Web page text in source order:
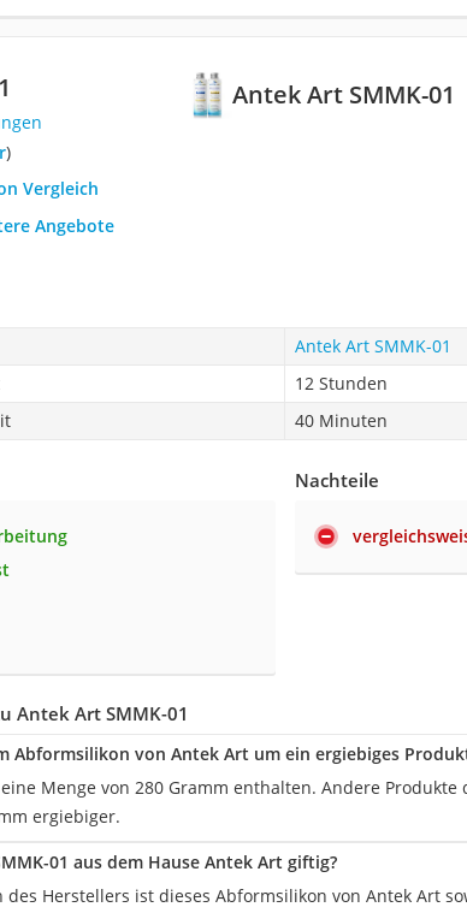
Antek Art SMMK-01
)
Vergleich
Angebote
Antek Art SMMK-01
12 Stunden
40 Minuten
Nachteile
Antek Art SMMK-01
Abformsilikon von Antek Art um ein ergiebiges
Menge von 280 Gramm enthalten. Andere
ergiebiger.
01 aus dem Hause Antek Art giftig?
des Herstellers ist dieses Abformsilikon von Antek Art